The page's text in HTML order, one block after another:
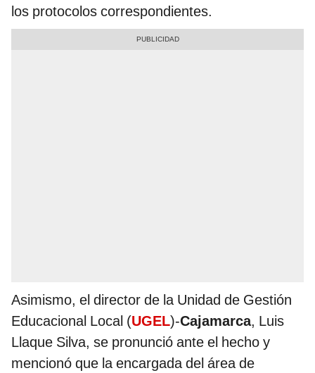
los protocolos correspondientes.
Asimismo, el director de la Unidad de Gestión
Educacional Local (UGEL)-Cajamarca, Luis
Llaque Silva, se pronunció ante el hecho y
mencionó que la encargada del área de